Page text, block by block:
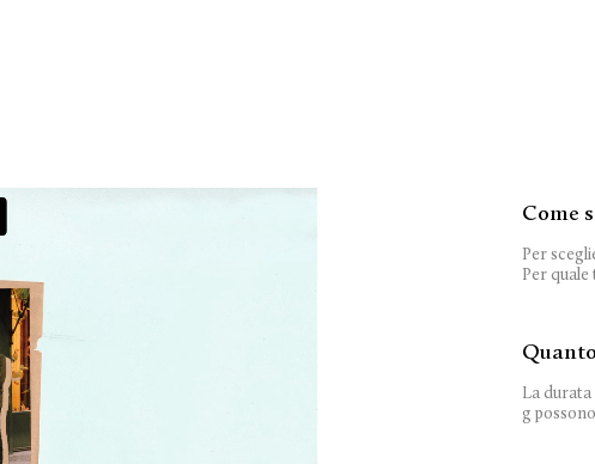
Come
Per
Per quale
La
g